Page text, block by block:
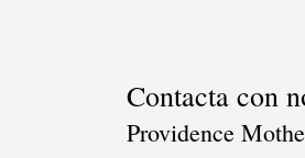
Contacta con
Providence